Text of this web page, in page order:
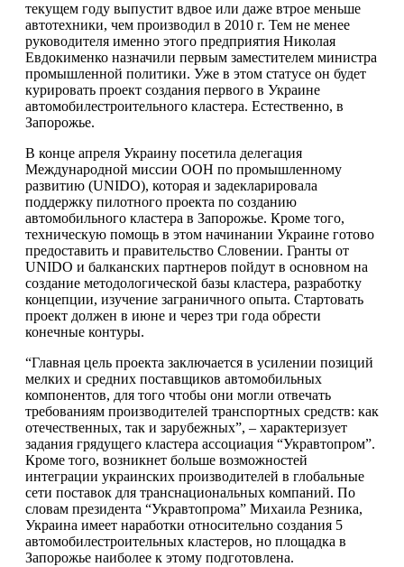
текущем году выпустит вдвое или даже втрое меньше
автотехники, чем производил в 2010 г. Тем не менее
руководителя именно этого предприятия Николая
Евдокименко назначили первым заместителем министра
промышленной политики. Уже в этом статусе он будет
курировать проект создания первого в Украине
автомобилестроительного кластера. Естественно, в
Запорожье.
В конце апреля Украину посетила делегация
Международной миссии ООН по промышленному
развитию (UNIDO), которая и задекларировала
поддержку пилотного проекта по созданию
автомобильного кластера в Запорожье. Кроме того,
техническую помощь в этом начинании Украине готово
предоставить и правительство Словении. Гранты от
UNIDO и балканских партнеров пойдут в основном на
создание методологической базы кластера, разработку
концепции, изучение заграничного опыта. Стартовать
проект должен в июне и через три года обрести
конечные контуры.
“Главная цель проекта заключается в усилении позиций
мелких и средних поставщиков автомобильных
компонентов, для того чтобы они могли отвечать
требованиям производителей транспортных средств: как
отечественных, так и зарубежных”, – характеризует
задания грядущего кластера ассоциация “Укравтопром”.
Кроме того, возникнет больше возможностей
интеграции украинских производителей в глобальные
сети поставок для транснациональных компаний. По
словам президента “Укравтопрома” Михаила Резника,
Украина имеет наработки относительно создания 5
автомобилестроительных кластеров, но площадка в
Запорожье наиболее к этому подготовлена.